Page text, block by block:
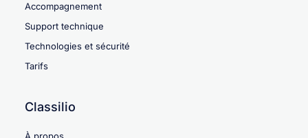
Accompagnement
Support technique
Technologies et sécurité
Tarifs
Classilio
À propos